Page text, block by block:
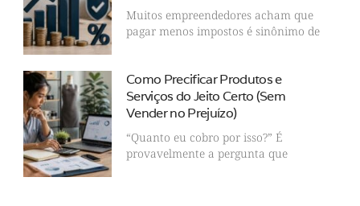
Muitos empreendedores acham que
pagar menos impostos é sinônimo de
Como Precificar Produtos e
Serviços do Jeito Certo (Sem
Vender no Prejuízo)
“Quanto eu cobro por isso?” É
provavelmente a pergunta que